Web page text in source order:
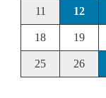
11 12
18 19
25 26